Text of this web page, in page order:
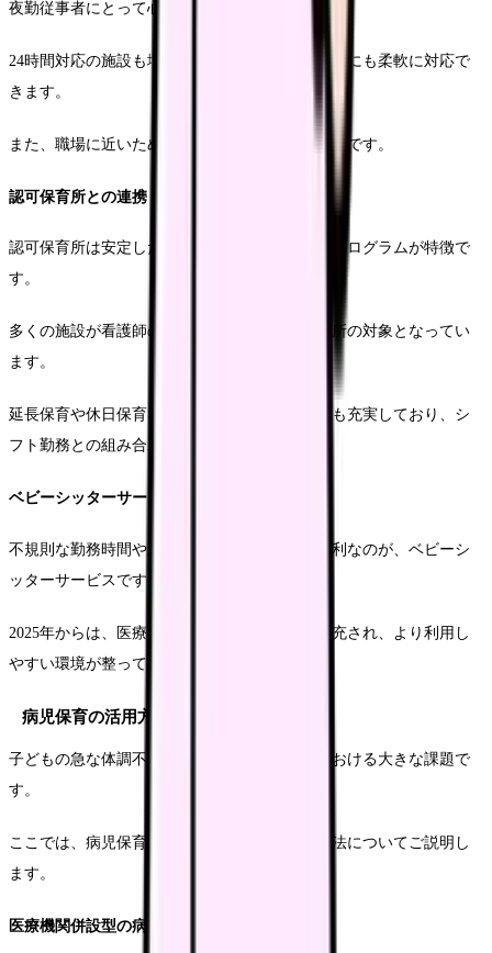
夜勤従事者にとって心強い味方となります。
24時間対応の施設も増えており、急なシフト変更にも柔軟に対応で
きます。
また、職場に近いため、緊急時の対応もスムーズです。
認可保育所との連携
認可保育所は安定した保育環境と充実した教育プログラムが特徴で
す。
多くの施設が看護師の就労証明書により優先入所の対象となってい
ます。
延長保育や休日保育などのオプションサービスも充実しており、シ
フト勤務との組み合わせが可能です。
ベビーシッターサービスの活用
不規則な勤務時間や急な対応が必要な場合に便利なのが、ベビーシ
ッターサービスです。
2025年からは、医療従事者向けの補助制度も拡充され、より利用し
やすい環境が整っています。
病児保育の活用方法
子どもの急な体調不良は、看護師の勤務継続における大きな課題で
す。
ここでは、病児保育サービスの効果的な活用方法についてご説明し
ます。
医療機関併設型の病児保育